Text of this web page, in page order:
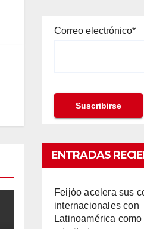
Correo electrónico*
ENTRADAS
Feijóo acelera sus
internacionales con
Latinoamérica